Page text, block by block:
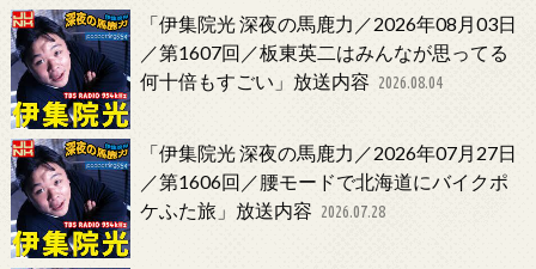
「伊集院光 深夜の馬鹿力／2026年08月03日
／第1607回／板東英二はみんなが思ってる
何十倍もすごい」放送内容 2026.08.04
「伊集院光 深夜の馬鹿力／2026年07月27日
／第1606回／腰モードで北海道にバイクポ
ケふた旅」放送内容 2026.07.28